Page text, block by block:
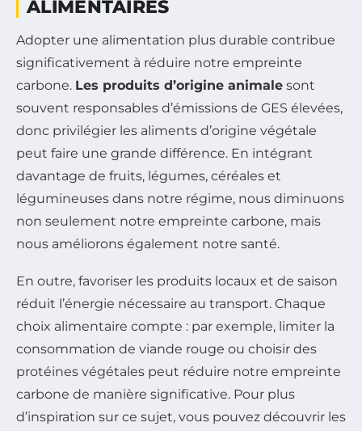
ALIMENTAIRES
Adopter une alimentation plus durable contribue
significativement à réduire notre empreinte
carbone. Les produits d’origine animale sont
souvent responsables d’émissions de GES élevées,
donc privilégier les aliments d’origine végétale
peut faire une grande différence. En intégrant
davantage de fruits, légumes, céréales et
légumineuses dans notre régime, nous diminuons
non seulement notre empreinte carbone, mais
nous améliorons également notre santé.
En outre, favoriser les produits locaux et de saison
réduit l’énergie nécessaire au transport. Chaque
choix alimentaire compte : par exemple, limiter la
consommation de viande rouge ou choisir des
protéines végétales peut réduire notre empreinte
carbone de manière significative. Pour plus
d’inspiration sur ce sujet, vous pouvez découvrir les